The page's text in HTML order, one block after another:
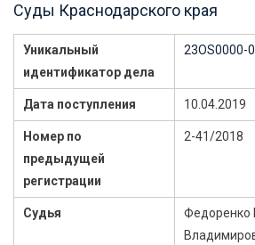
Суды Краснодарского края
Уникальный
идентификатор дела
23OS0000-
Дата поступления 10.04.2019
Номер по
предыдущей
регистрации
2-41/2018
Судья
Федоренко